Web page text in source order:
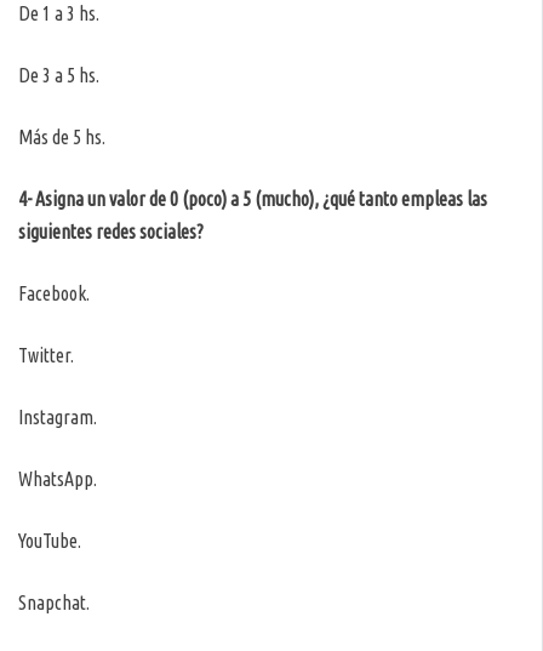
De 1 a 3 hs.
De 3 a 5 hs.
Más de 5 hs.
4- Asigna un valor de 0 (poco) a 5 (mucho), ¿qué tanto empleas las
siguientes redes sociales?
Facebook.
Twitter.
Instagram.
WhatsApp.
YouTube.
Snapchat.